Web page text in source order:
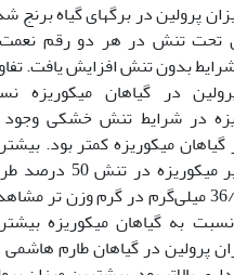
پرولین در برگهای گیاه برنج
تحت تنش در هر دو رقم
بدون تنش افزایش یافت.
در گیاهان میکوریزه
در شرایط تنش خشکی
گیاهان میکوریزه کمتر بود.
گیاهان غیر
نعمت با 36/4 میلی‌گرم در گرم وزن
به گیاهان میکوریزه
پرولین در گیاهان طارم هاشمی